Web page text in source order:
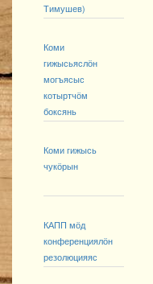
Тимушев)
Коми
гижысьяслӧн
могъясыс
котыртчӧм
боксянь
Коми гижысь
чукӧрын
КАПП мӧд
конференциялӧн
резолюцияяс